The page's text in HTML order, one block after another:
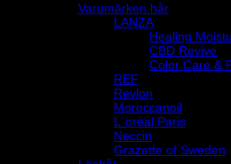
Varumärken hår
LANZA
Healing
CBD Revive
Color Care &
REF
Revlon
Moroccanoil
L´oréal Paris
Neccin
Grazette of Sweden